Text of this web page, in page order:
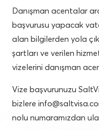
Danışman acentalar
başvurusu yapacak
alan bilgilerden yola
şartları ve verilen
vizelerini danışman
Vize başvurunuzu
bizlere
nolu numaramızdan